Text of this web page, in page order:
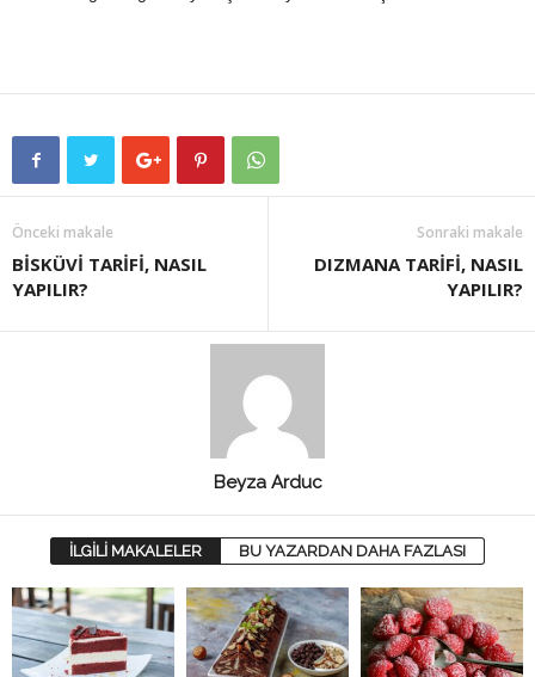
Önceki makale
BİSKÜVİ TARİFİ, NASIL
YAPILIR?
Sonraki makale
DIZMANA TARİFİ, NASIL
YAPILIR?
Beyza Arduc
İLGİLİ MAKALELER BU YAZARDAN DAHA FAZLASI